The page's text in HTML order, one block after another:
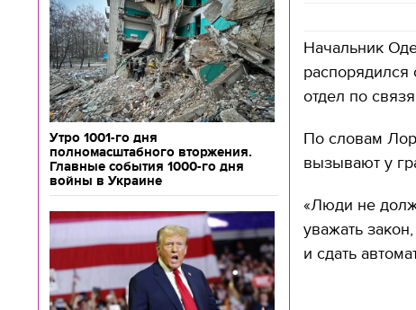
Утро 1001-го дня
полномасштабного вторжения.
Главные события 1000-го дня
войны в Украине
Начальник
распорядился
отдел по
По словам
вызывают у
«Люди не
уважать
и сдать